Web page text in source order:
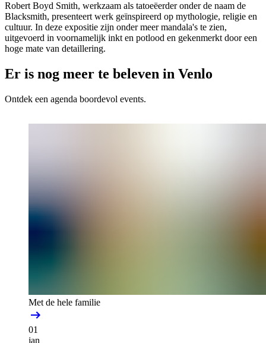
Robert Boyd Smith, werkzaam als tatoeëerder onder de naam de
Blacksmith, presenteert werk geïnspireerd op mythologie, religie en
cultuur. In deze expositie zijn onder meer mandala's te zien,
uitgevoerd in voornamelijk inkt en potlood en gekenmerkt door een
hoge mate van detaillering.
Er is nog meer te beleven in Venlo
Ontdek een agenda boordevol events.
Met de hele familie
01
jan